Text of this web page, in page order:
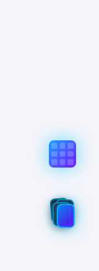
Remnant II
锁] [DLC
Epic & PC